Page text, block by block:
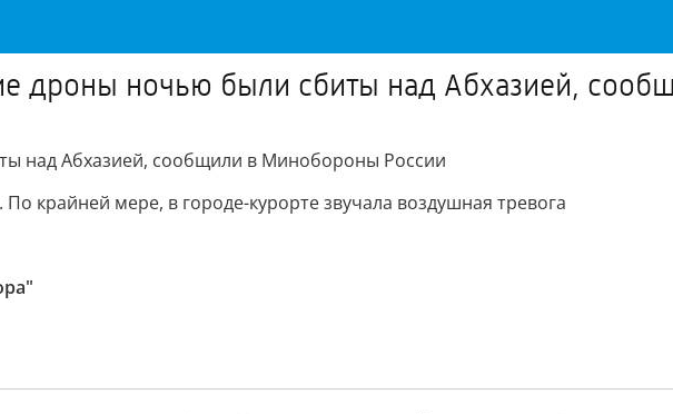
дроны ночью были сбиты над Абхазией,
над Абхазией, сообщили в Минобороны России
крайней мере, в городе-курорте звучала воздушная тревога